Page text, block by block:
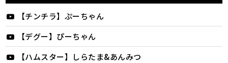
【チンチラ】ぷーちゃん
【デグー】ぴーちゃん
【ハムスター】しらたま&あんみつ